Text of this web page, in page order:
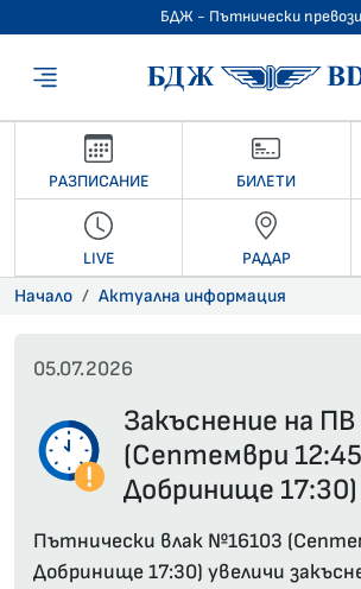
БДЖ - Пътнически превози
РАЗПИСАНИЕ БИЛЕТИ
LIVE РАДАР
Начало Актуална информация
05.07.2026
Закъснение на ПВ
(Септември
Добринище 17:30)
Пътнически влак №16103
Добринище 17:30) увеличи